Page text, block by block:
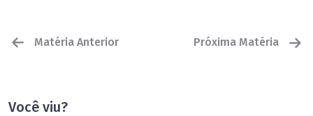
Matéria Anterior Próxima Matéria
Você viu?